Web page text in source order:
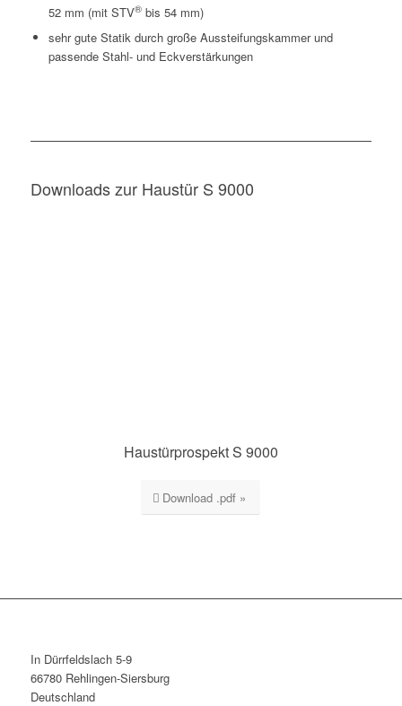
52 mm (mit STV®bis 54 mm)
sehr gute Statik durch große Aussteifungskammer und
passende Stahl- und Eckverstärkungen
Downloads zur Haustür S 9000
Haustürprospekt S 9000
Download .pdf »
In Dürrfeldslach 5-9
66780 Rehlingen-Siersburg
Deutschland